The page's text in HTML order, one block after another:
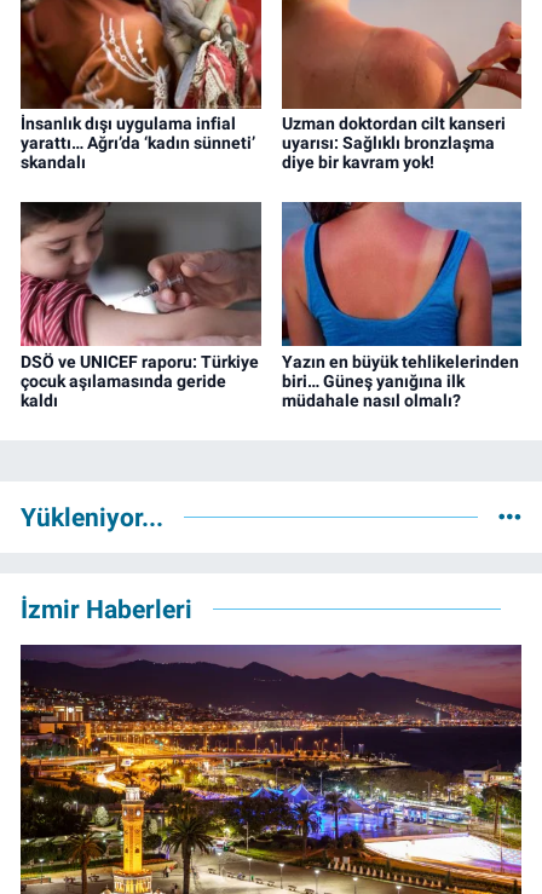
İnsanlık dışı uygulama infial
yarattı… Ağrı’da ‘kadın sünneti’
skandalı
Uzman doktordan cilt kanseri
uyarısı: Sağlıklı bronzlaşma
diye bir kavram yok!
DSÖ ve UNICEF raporu: Türkiye
çocuk aşılamasında geride
kaldı
Yazın en büyük tehlikelerinden
biri… Güneş yanığına ilk
müdahale nasıl olmalı?
Yükleniyor...
İzmir Haberleri